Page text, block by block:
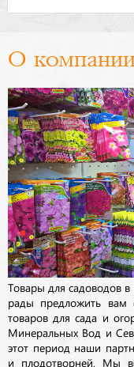
О
Товары для садоводов в
рады предложить вам
товаров для сада и
Минеральных Вод и
этот период наши
и плодотворней. Мы